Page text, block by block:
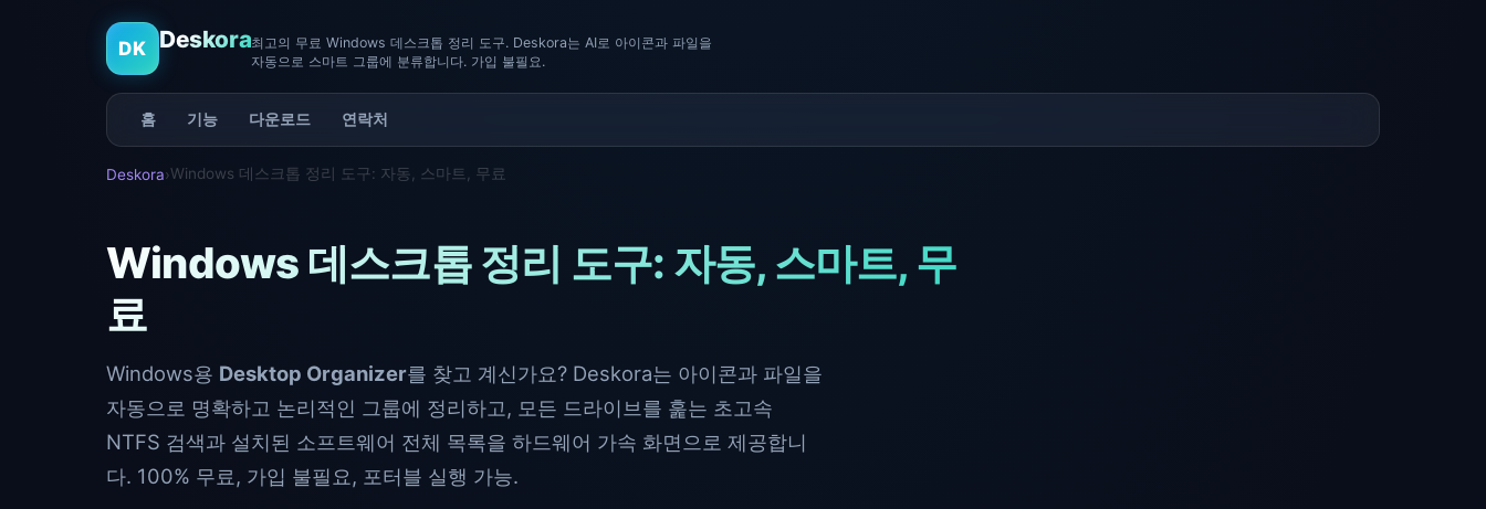
DK Deskora최고의 무료 Windows 데스크톱 정리 도구. Deskora는 AI로 아이콘과 파일을
자동으로 스마트 그룹에 분류합니다. 가입 불필요.
홈 기능 다운로드 연락처
Deskora›Windows 데스크톱 정리 도구: 자동, 스마트, 무료
Windows 데스크톱 정리 도구: 자동, 스마트, 무
료
Windows용 Desktop Organizer를 찾고 계신가요? Deskora는 아이콘과 파일을
자동으로 명확하고 논리적인 그룹에 정리하고, 모든 드라이브를 훑는 초고속
NTFS 검색과 설치된 소프트웨어 전체 목록을 하드웨어 가속 화면으로 제공합니
다. 100% 무료, 가입 불필요, 포터블 실행 가능.